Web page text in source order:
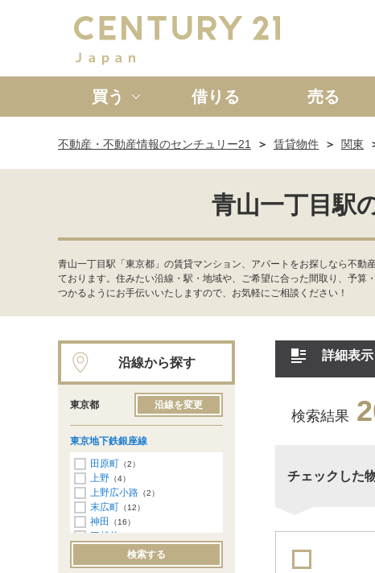
買う
新築一戸建て 中古一戸建
借りる 売る
不動産・不動産情報のセンチュリー21 賃貸物件 関東
青山一丁目駅
青山一丁目駅「東京都」の賃貸マンション、アパートをお探しなら不
ております。住みたい沿線・駅・地域や、ご希望に合った間取り、予
つかるようにお手伝いいたしますので、お気軽にご相談ください！
詳細表示
検索結果
チェックした
沿線から探す
東京都 沿線を変更
東京地下鉄銀座線
田原町 （2）
上野 （4）
上野広小路 （2）
末広町 （12）
神田 （16）
三越前
（42）
京橋（19）
検索する